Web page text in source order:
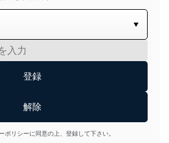
ポリシーに同意の上、登録して下さい。